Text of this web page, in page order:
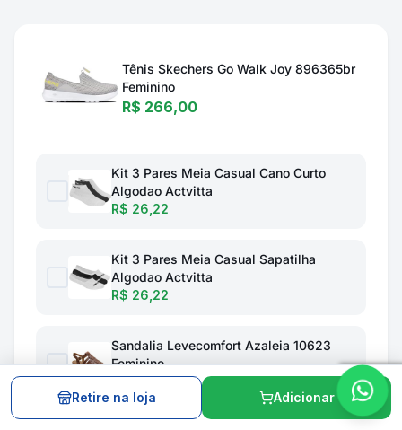
Tênis Skechers Go Walk Joy 896365br
Feminino
R$ 266,00
Kit 3 Pares Meia Casual Cano Curto
Algodao Actvitta
R$ 26,22
Kit 3 Pares Meia Casual Sapatilha
Algodao Actvitta
R$ 26,22
Sandalia Levecomfort Azaleia 10623
Feminino
R$ 186,30
Retire na loja Adicionar